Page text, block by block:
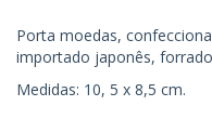
Porta moedas,
importado japonês,
Medidas: 10, 5 x 8,5 cm.